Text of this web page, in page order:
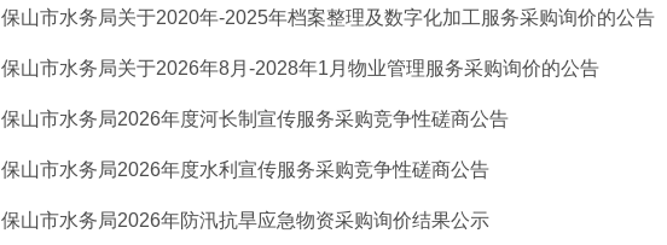
保山市水务局关于2020年-2025年档案整理及数字化加工服务采购询价的公告
保山市水务局关于2026年8月-2028年1月物业管理服务采购询价的公告
保山市水务局2026年度河长制宣传服务采购竞争性磋商公告
保山市水务局2026年度水利宣传服务采购竞争性磋商公告
保山市水务局2026年防汛抗旱应急物资采购询价结果公示